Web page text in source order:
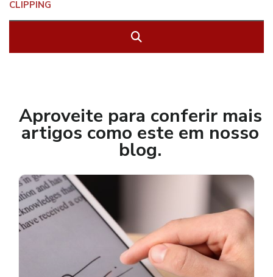
Aproveite para conferir mais
artigos como este em nosso
blog.